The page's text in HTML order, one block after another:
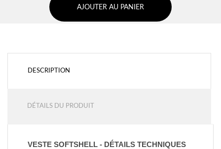
AJOUTER AU PANIER
DESCRIPTION
DÉTAILS DU PRODUIT
VESTE SOFTSHELL - DÉTAILS TECHNIQUES